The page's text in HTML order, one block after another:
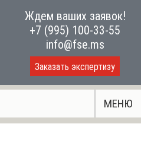
Ждем ваших заявок!
+7 (995) 100-33-55
info@fse.ms
Заказать экспертизу
МЕНЮ